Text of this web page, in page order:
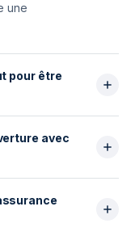
une
pour être
être
que
vol avec
peut
avec
: